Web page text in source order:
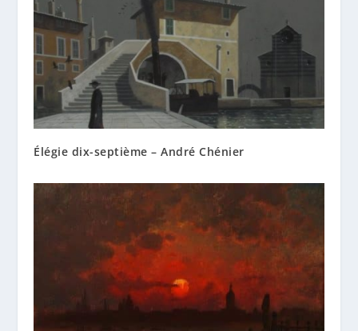
Élégie dix-septième – André Chénier